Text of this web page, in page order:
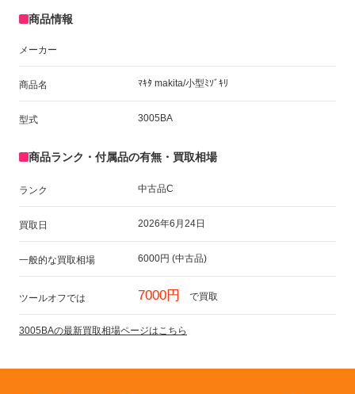
商品情報
メーカー
商品名 ﾏｷﾀ makita/小型ﾐｿﾞｷﾘ
型式 3005BA
商品ランク・付属品の有無・買取相場
ランク 中古品C
買取日 2026年6月24日
一般的な買取相場 6000円 (中古品)
ツールオフでは 7000円 で買取
3005BAの最新買取相場ページはこちら